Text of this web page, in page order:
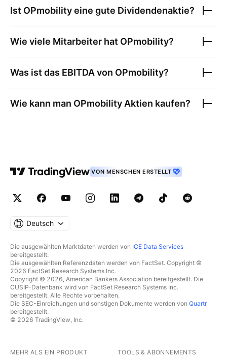
Ist OPmobilityeine gute Dividendenaktie?
Wie viele Mitarbeiter hat OPmobility?
Was ist das EBITDA von OPmobility?
Wie kann man OPmobility Aktien kaufen?
VON MENSCHEN ERSTELLT
Deutsch
Die ausgewählten Marktdaten werden von ICE Data Services
bereitgestellt.
Die ausgewählten Referenzdaten werden von FactSet. Copyright ©
2026 FactSet Research Systems Inc.
Copyright © 2026, American Bankers Association bereitgestellt. Die
CUSIP-Datenbank wird von FactSet Research Systems Inc.
bereitgestellt. Alle Rechte vorbehalten.
Die SEC-Einreichungen und sonstigen Dokumente werden von Quartr
bereitgestellt.
© 2026 TradingView, Inc.
MEHR ALS EIN PRODUKT TOOLS & ABONNEMENTS